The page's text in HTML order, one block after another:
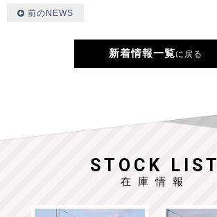
前のNEWS
新着情報一覧に戻る
STOCK LIST
在庫情報